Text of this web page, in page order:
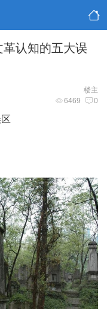
认知的五大误
楼主
6469 0